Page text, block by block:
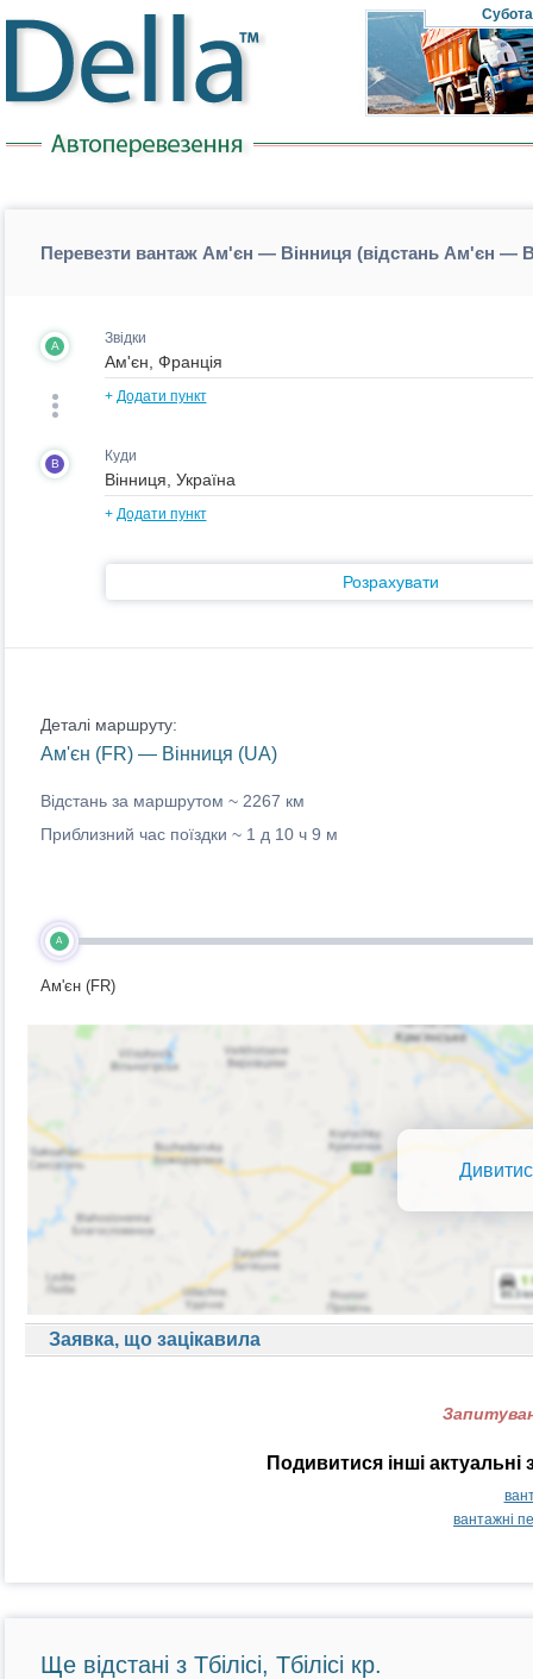
Субота
Перевезти вантаж Ам'єн — Вінниця (відстань Ам'єн —
A Звідки
+ Додати пункт
B Куди
+ Додати пункт
Розрахувати
Деталі маршруту:
Ам'єн (FR) — Вінниця (UA)
Відстань за маршрутом ~ 2267 км
Приблизний час поїздки ~ 1 д 10 ч 9 м
A
Ам'єн (FR)
Заявка, що зацікавила
Подивитися інші
вантажні
Ще відстані з Тбілісі, Тбілісі кр.